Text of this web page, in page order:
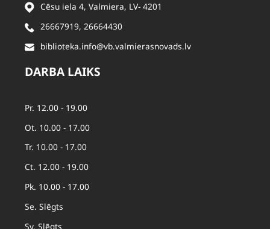
Cēsu iela 4, Valmiera, LV- 4201
26667919, 26664430
biblioteka.info@vb.valmierasnovads.lv
DARBA LAIKS
Pr. 12.00 - 19.00
Ot. 10.00 - 17.00
Tr. 10.00 - 17.00
Ct. 12.00 - 19.00
Pk. 10.00 - 17.00
Se. Slēgts
Sv. Slēgts